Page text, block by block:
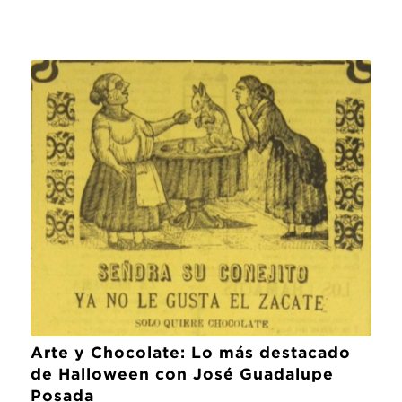
Arte y Chocolate: Lo más destacado
de Halloween con José Guadalupe
Posada